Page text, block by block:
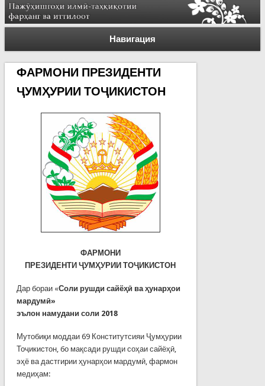
Навигация
ФАРМОНИ ПРЕЗИДЕНТИ
ҶУМҲУРИИ ТОҶИКИСТОН
ФАРМОНИ
ПРЕЗИДЕНТИ ҶУМҲУРИИ ТОҶИКИСТОН
Дар бораи «Соли рушди сайёҳӣ ва ҳунарҳои
мардумӣ»
эълон намудани соли 2018
Мутобиқи моддаи 69 Конститутсияи Ҷумҳурии
Тоҷикистон, бо мақсади рушди соҳаи сайёҳӣ,
эҳё ва дастгирии ҳунарҳои мардумӣ, фармон
медиҳам: